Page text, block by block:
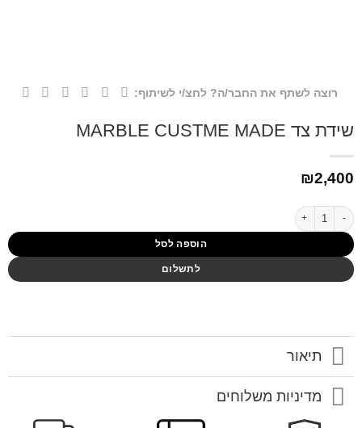
רוצה לשתף את החבר/ה? לחצ/י לשיתוף:
שידת צד MARBLE CUSTME MADE
₪2,400
כמות של שידת צד MARBLE CUSTME MADE
הוספה לסל
לתשלום
תיאור
מדיניות משלוחים